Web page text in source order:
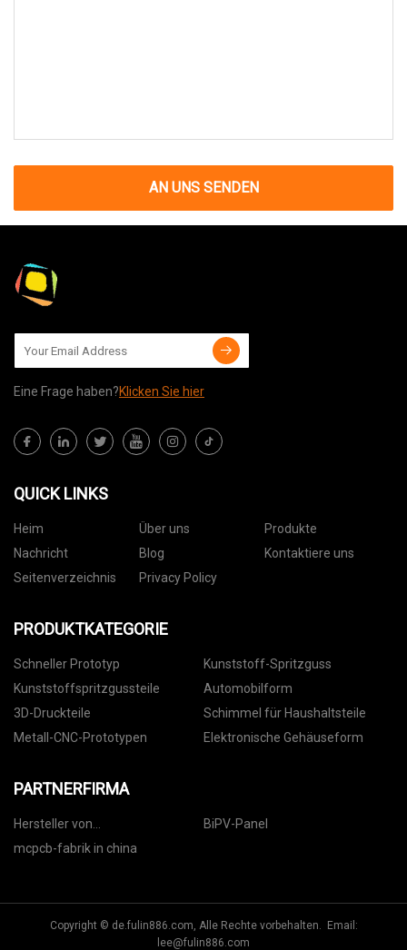
AN UNS SENDEN
Eine Frage haben?Klicken Sie hier
QUICK LINKS
Heim Über uns
Produkte
Nachricht
Blog
Kontaktiere uns
Seitenverzeichnis
Privacy Policy
PRODUKTKATEGORIE
Schneller Prototyp
Kunststoff-Spritzguss
Kunststoffspritzgussteile
Automobilform
3D-Druckteile
Schimmel für Haushaltsteile
Metall-CNC-Prototypen
Elektronische Gehäuseform
PARTNERFIRMA
Hersteller von
Diamantsägeblättern
BiPV-Panel
mcpcb-fabrik in china
Copyright © de.fulin886.com, Alle Rechte vorbehalten. Email:
lee@fulin886.com